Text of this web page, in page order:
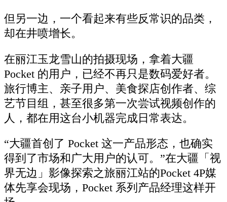
但另一边，一个看起来有些反常识的品类，
却在井喷增长。
在丽江玉龙雪山的拍摄现场，拿着大疆
Pocket 的用户，已经不再只是数码爱好者。
旅行博主、亲子用户、美食探店创作者、综
艺节目组，甚至很多第一次尝试视频创作的
人，都在用这台小机器完成日常表达。
“大疆首创了 Pocket 这一产品形态，也确实
得到了市场和广大用户的认可。”在大疆「视
界无边」影像探索之旅丽江站的Pocket 4P媒
体先享会现场，Pocket 系列产品经理这样开